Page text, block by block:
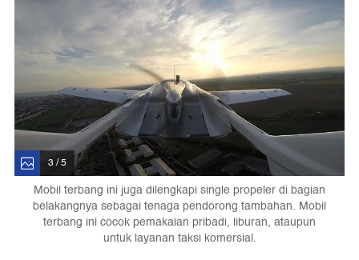
3 / 5
Mobil terbang ini juga dilengkapi single propeler di bagian
belakangnya sebagai tenaga pendorong tambahan. Mobil
terbang ini cocok pemakaian pribadi, liburan, ataupun
untuk layanan taksi komersial.